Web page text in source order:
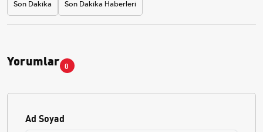
Son Dakika Son Dakika Haberleri
Yorumlar 0
Ad Soyad